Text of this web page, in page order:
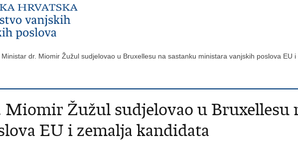
Ministar dr. Miomir Žužul sudjelovao u Bruxellesu na sastanku ministara vanjskih poslova
Žužul sudjelovao u Bruxellesu
EU i zemalja kandidata